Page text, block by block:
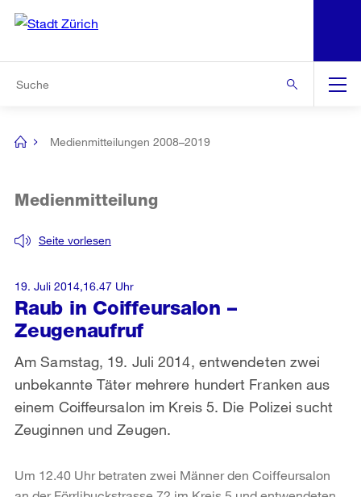
Navigation
[no
Medienmitteilungen 2008–2019
Raub in Coiffeursalon –
Zeugenaufruf
Seite vorlesen
Medienmitteilung
Am Samstag, 19. Juli 2014, entwendeten zwei
unbekannte Täter mehrere hundert Franken aus
einem Coiffeursalon im Kreis 5. Die Polizei sucht
Zeuginnen und Zeugen.
19. Juli 2014,16.47 Uhr
Um 12.40 Uhr betraten zwei Männer den Coiffeursalon